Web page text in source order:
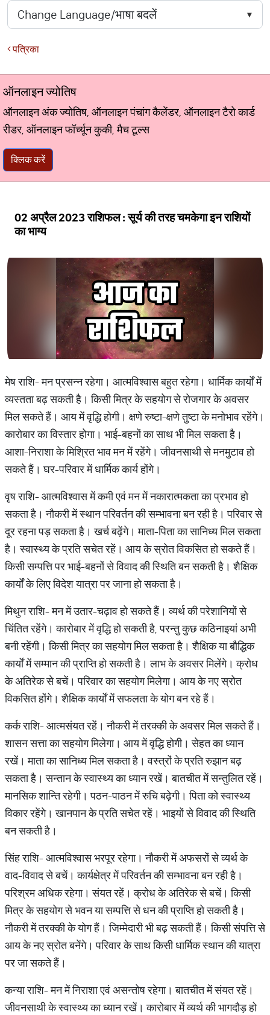
पत्रिका
ऑनलाइन ज्योतिष
ऑनलाइन अंक ज्योतिष, ऑनलाइन पंचांग कैलेंडर, ऑनलाइन टैरो कार्ड
रीडर, ऑनलाइन फॉर्च्यून कुकी, मैच टूल्स
क्लिक करें
02 अप्रैल 2023 राशिफल : सूर्य की तरह चमकेगा इन राशियों
का भाग्य
मेष राशि- मन प्रसन्न रहेगा। आत्मविश्वास बहुत रहेगा। धार्मिक कार्यों में
व्यस्तता बढ़ सकती है। किसी मित्र के सहयोग से रोजगार के अवसर
मिल सकते हैं। आय में वृद्धि होगी। क्षणे रुष्टा-क्षणे तुष्टा के मनोभाव रहेंगे।
कारोबार का विस्तार होगा। भाई-बहनों का साथ भी मिल सकता है।
आशा-निराशा के मिश्रित भाव मन में रहेंगे। जीवनसाथी से मनमुटाव हो
सकते हैं। घर-परिवार में धार्मिक कार्य होंगे।
वृष राशि- आत्मविश्वास में कमी एवं मन में नकारात्मकता का प्रभाव हो
सकता है। नौकरी में स्थान परिवर्तन की सम्भावना बन रही है। परिवार से
दूर रहना पड़ सकता है। खर्च बढ़ेंगे। माता-पिता का सानिध्य मिल सकता
है। स्वास्थ्‍य के प्रति सचेत रहें। आय के स्रोत विकसित हो सकते हैं।
किसी सम्पत्ति पर भाई-बहनों से विवाद की स्थिति बन सकती है। शैक्षिक
कार्यों के लिए विदेश यात्रा पर जाना हो सकता है।
मिथुन राशि- मन में उतार-चढ़ाव हो सकते हैं। व्यर्थ की परेशानियों से
चिंतित रहेंगे। कारोबार में वृद्धि हो सकती है, परन्तु कुछ कठिनाइयां अभी
बनी रहेंगी। किसी मित्र का सहयोग मिल सकता है। शैक्षिक या बौद्धिक
कार्यों में सम्मान की प्राप्ति‍ हो सकती है। लाभ के अवसर मिलेंगे। क्रोध
के अतिरेक से बचें। परिवार का सहयोग मिलेगा। आय के नए स्रोत
विकसित होंगे। शैक्षिक कार्यों में सफलता के योग बन रहे हैं।
कर्क राशि- आत्मसंयत रहें। नौकरी में तरक्की के अवसर मिल सकते हैं।
शासन सत्ता का सहयोग मिलेगा। आय में वृद्धि होगी। सेहत का ध्यान
रखें। माता का सानिध्य मिल सकता है। वस्त्रों के प्रति रुझान बढ़
सकता है। सन्तान के स्वास्थ्‍य का ध्यान रखें। बातचीत में सन्तुलित रहें।
मानसिक शान्ति रहेगी। पठन-पाठन में रुचि बढ़ेगी। पिता को स्वास्थ्‍य
विकार रहेंगे। खानपान के प्रति सचेत रहें। भाइयों से विवाद की स्थिति
बन सकती है।
सिंह राशि- आत्मविश्वास भरपूर रहेगा। नौकरी में अफसरों से व्यर्थ के
वाद-विवाद से बचें। कार्यक्षेत्र में परिवर्तन की सम्भावना बन रही है।
परिश्रम अधिक रहेगा। संयत रहें। क्रोध के अतिरेक से बचें। किसी
मित्र के सहयोग से भवन या सम्पत्ति से धन की प्राप्ति‍ हो सकती है।
नौकरी में तरक्की के योग हैं। जिम्मेदारी भी बढ़ सकती हैं। किसी संपत्ति से
आय के नए स्रोत बनेंगे। परिवार के साथ किसी धार्मिक स्थान की यात्रा
पर जा सकते हैं।
कन्या राशि- मन में निराशा एवं असन्तोष रहेगा। बातचीत में संयत रहें।
जीवनसाथी के स्वास्थ्य का ध्यान रखें। कारोबार में व्यर्थ की भागदौड़ हो